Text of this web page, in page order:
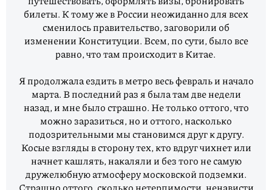
билеты. К тому же в России неожиданно для всех
сменилось правительство, заговорили об
изменении Конституции. Всем, по сути, было все
равно, что там происходит в Китае.
Я продолжала ездить в метро весь февраль и начало
марта. В последний раз я была там две недели
назад, и мне было страшно. Не только оттого, что
можно заразиться, но и оттого, насколько
подозрительными мы становимся друг к другу.
Косые взгляды в сторону тех, кто вдруг чихнет или
начнет кашлять, накаляли и без того не самую
дружелюбную атмосферу московской подземки.